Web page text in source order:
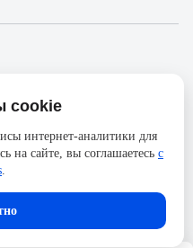
93PS
1750
3Ф
, чтобы иметь
могут отличаться от реального
АйДистрибьют не несёт
модели товаров фотографиям,
cookie
интернет-аналитики для
на сайте, вы соглашаетесь с
.